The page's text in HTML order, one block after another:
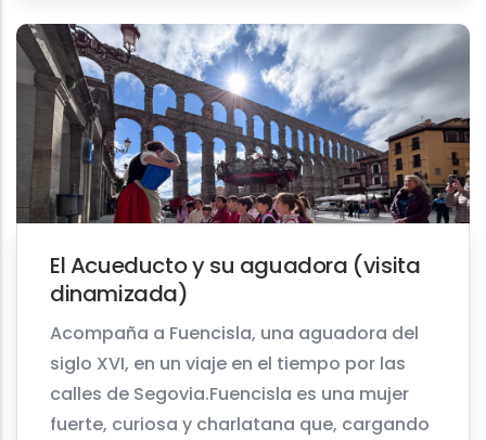
El Acueducto y su aguadora (visita
dinamizada)
Acompaña a Fuencisla, una aguadora del
siglo XVI, en un viaje en el tiempo por las
calles de Segovia.Fuencisla es una mujer
fuerte, curiosa y charlatana que, cargando